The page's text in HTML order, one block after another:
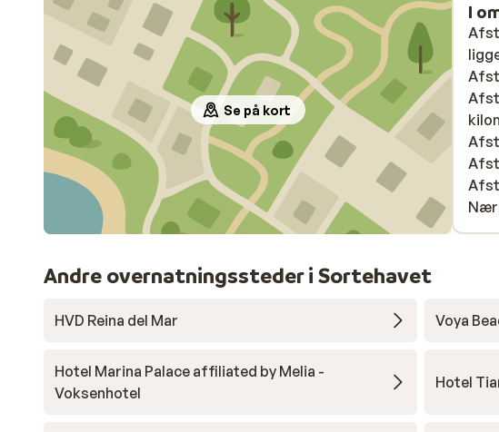
het
fijn!
Se på kort
I
Andre overnatningssteder i Sortehavet
HVD Reina del Mar Voya
Hotel Marina Palace affiliated by Melia -
Voksenhotel
Hotel